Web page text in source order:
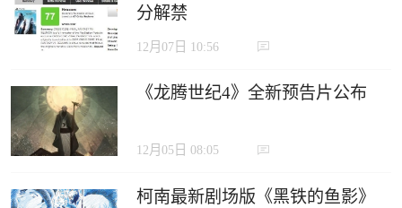
分解禁
12月07日 10:56
《龙腾世纪4》全新预告片公布
12月05日 08:05
柯南最新剧场版《黑铁的鱼影》